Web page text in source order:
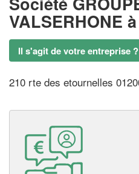
VALSERHONE
Il s'agit de votre entreprise ?
210 rte des etournelles